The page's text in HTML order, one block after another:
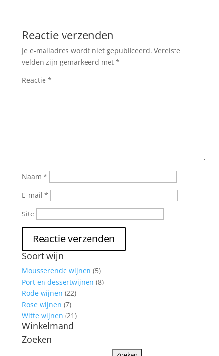
Reactie verzenden
Je e-mailadres wordt niet gepubliceerd. Vereiste
velden zijn gemarkeerd met *
Reactie *
Naam *
E-mail *
Site
Soort wijn
Mousserende wijnen (5)
Port en dessertwijnen (8)
Rode wijnen (22)
Rose wijnen (7)
Witte wijnen (21)
Winkelmand
Zoeken